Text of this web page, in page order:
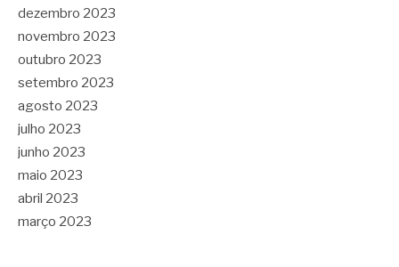
dezembro 2023
novembro 2023
outubro 2023
setembro 2023
agosto 2023
julho 2023
junho 2023
maio 2023
abril 2023
março 2023